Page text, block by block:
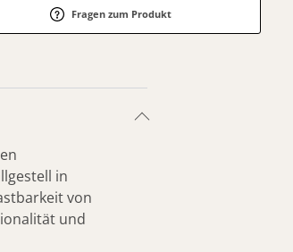
Fragen zum Produkt
in
von
und